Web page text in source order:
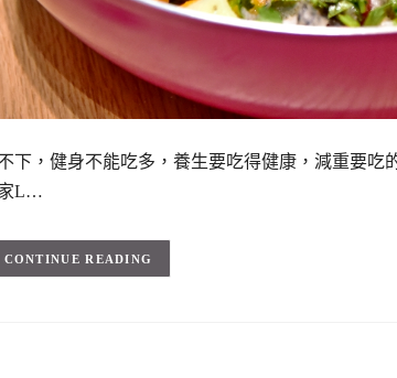
下，健身不能吃多，養生要吃得健康，減重要
L…
CONTINUE READING